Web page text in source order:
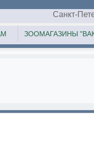
Санкт-
ЗООМАГАЗИНЫ